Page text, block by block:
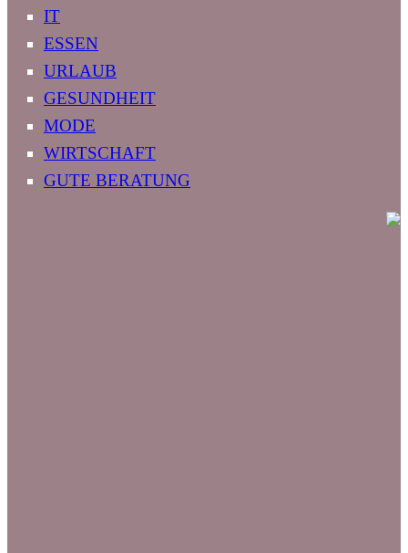
IT
ESSEN
URLAUB
GESUNDHEIT
MODE
WIRTSCHAFT
GUTE BERATUNG